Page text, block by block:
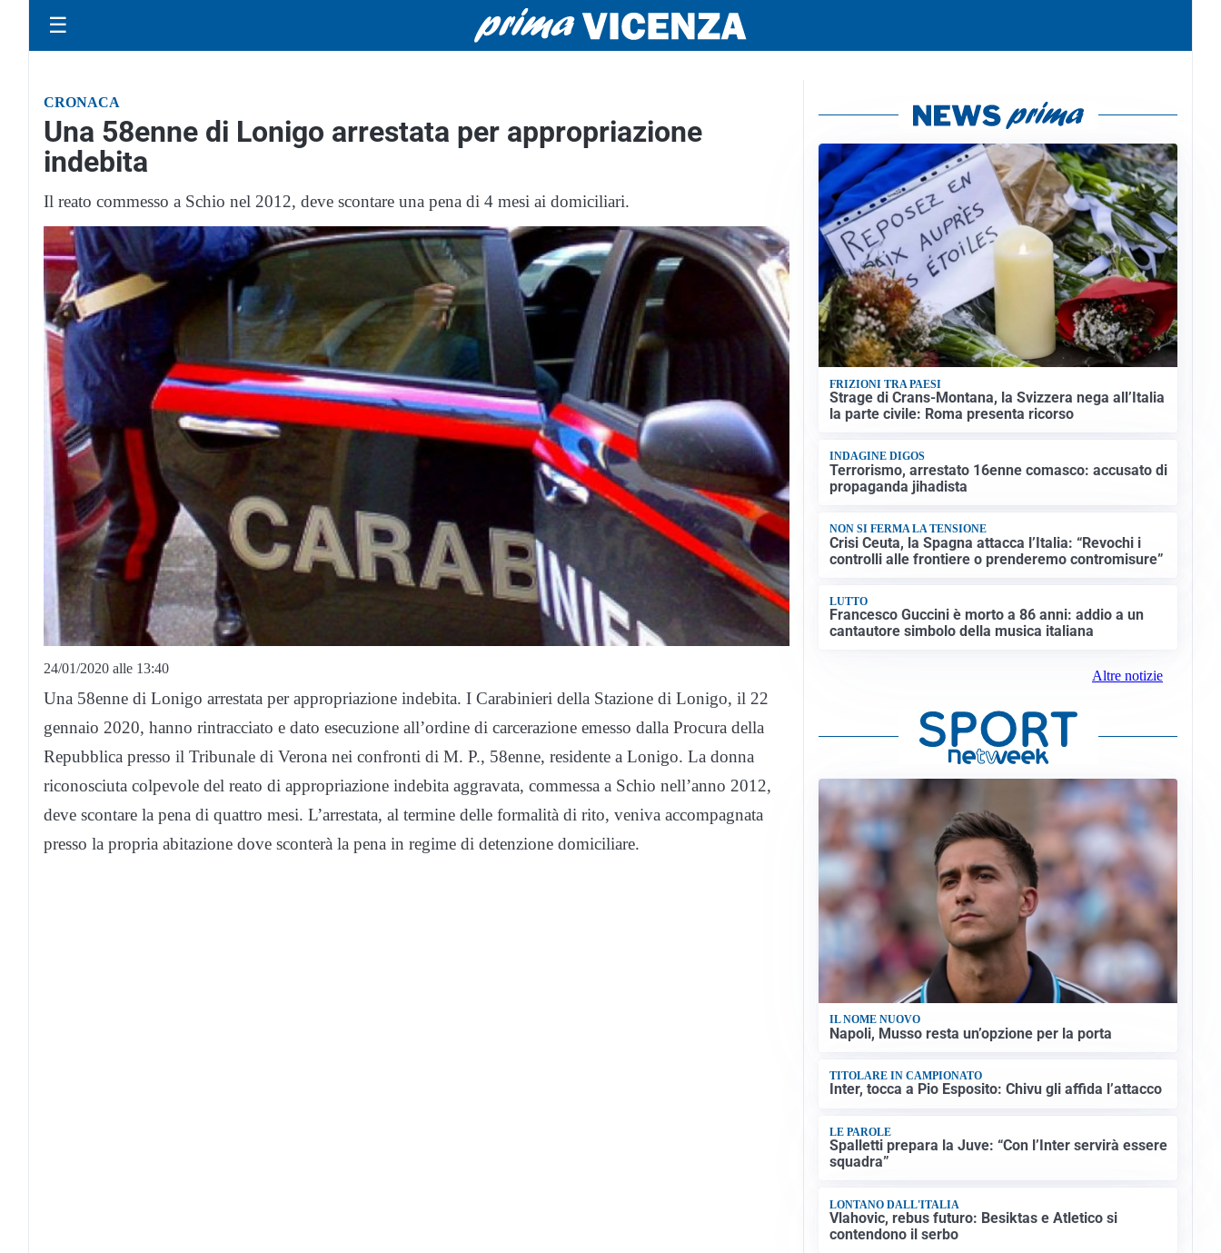
☰
CRONACA
Una 58enne di Lonigo arrestata per appropriazione
indebita
Il reato commesso a Schio nel 2012, deve scontare una pena di 4 mesi ai domiciliari.
24/01/2020 alle 13:40
Una 58enne di Lonigo arrestata per appropriazione indebita. I Carabinieri della Stazione di Lonigo, il 22
gennaio 2020, hanno rintracciato e dato esecuzione all’ordine di carcerazione emesso dalla Procura della
Repubblica presso il Tribunale di Verona nei confronti di M. P., 58enne, residente a Lonigo. La donna
riconosciuta colpevole del reato di appropriazione indebita aggravata, commessa a Schio nell’anno 2012,
deve scontare la pena di quattro mesi. L’arrestata, al termine delle formalità di rito, veniva accompagnata
presso la propria abitazione dove sconterà la pena in regime di detenzione domiciliare.
FRIZIONI TRA PAESI
Strage di Crans-Montana, la Svizzera nega all’Italia
la parte civile: Roma presenta ricorso
INDAGINE DIGOS
Terrorismo, arrestato 16enne comasco: accusato di
propaganda jihadista
NON SI FERMA LA TENSIONE
Crisi Ceuta, la Spagna attacca l’Italia: “Revochi i
controlli alle frontiere o prenderemo contromisure”
LUTTO
Francesco Guccini è morto a 86 anni: addio a un
cantautore simbolo della musica italiana
Altre notizie
IL NOME NUOVO
Napoli, Musso resta un’opzione per la porta
TITOLARE IN CAMPIONATO
Inter, tocca a Pio Esposito: Chivu gli affida l’attacco
LE PAROLE
Spalletti prepara la Juve: “Con l’Inter servirà essere
squadra”
LONTANO DALL'ITALIA
Vlahovic, rebus futuro: Besiktas e Atletico si
contendono il serbo